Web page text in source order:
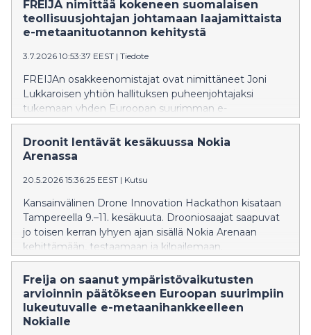
FREIJA nimittää kokeneen suomalaisen
teollisuusjohtajan johtamaan laajamittaista
e-metaanituotannon kehitystä
3.7.2026 10:53:37 EEST | Tiedote
FREIJAn osakkeenomistajat ovat nimittäneet Joni
Lukkaroisen yhtiön hallituksen puheenjohtajaksi
tukemaan yhden Euroopan suurimman e-
metaanihankkeen etenemistä Suomessa. Yli 25
vuoden kokemuksellaan kansainvälisten,
pääomavaltaisten teollisuusyritysten johtamisesta ja
FREIJAn strategista osaamista sekä kykyä toteuttaa
mittavia teollisia investointihankkeita. Lukkaroisella on
laaja kokemus johtotehtävistä ja hallitustyöstä sekä
pohjoismaisissa että kansainvälisissä
teollisuusyrityksissä, kuten Nesteessä, Metsä
Groupissa ja Kronochem Groupissa. Hän toimi
ja johti yhtiötä merkittävän kasvun, tuotannon
laajentamisen sekä suurten investointiohjelmien läpi.
Tällä hetkellä hän toimii neuvonantajana Arctial
Groupissa, jonka taustalla ovat Vargas, Rio Tinto ja
Droonit lentävät kesäkuussa Nokia
Arenassa
20.5.2026 15:36:25 EEST | Kutsu
Kansainvälinen Drone Innovation Hackathon kisataan
Tampereella 9.–11. kesäkuuta. Drooniosaajat saapuvat
jo toisen kerran lyhyen ajan sisällä Nokia Arenaan
kehittämään, testaamaan ja kilpailemaan.
Rahapalkintojen arvo on 10 000 euroa.
Freija on saanut ympäristövaikutusten
arvioinnin päätökseen Euroopan suurimpiin
lukeutuvalle e-metaanihankkeelleen
Nokialle